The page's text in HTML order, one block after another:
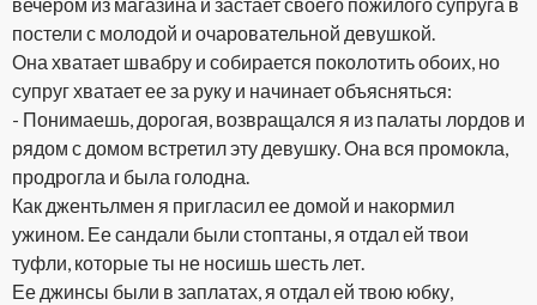
постели с молодой и очаровательной девушкой.
Она хватает швабру и собирается поколотить обоих, но
супруг хватает ее за руку и начинает объясняться:
- Понимаешь, дорогая, возвращался я из палаты лордов и
рядом с домом встретил эту девушку. Она вся промокла,
продрогла и была голодна.
Как джентьлмен я пригласил ее домой и накормил
ужином. Ее сандали были стоптаны, я отдал ей твои
туфли, которые ты не носишь шесть лет.
Ее джинсы были в заплатах, я отдал ей твою юбку,